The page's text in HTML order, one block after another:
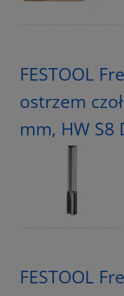
FESTOOL
ostrzem
mm, HW S8
FESTOOL